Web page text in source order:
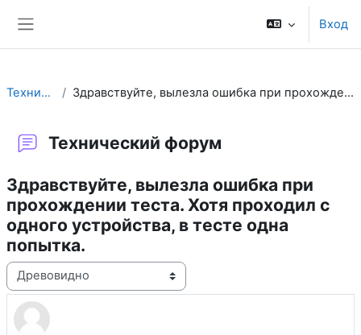
Вход
Технический форум Здравствуйте, вылезла ошибка при прохождении теста. Хотя проходил с одного устройства, в тесте одна попытка.
Технический форум
Здравствуйте, вылезла ошибка при
прохождении теста. Хотя проходил с
одного устройства, в тесте одна
попытка.
Режим отображения